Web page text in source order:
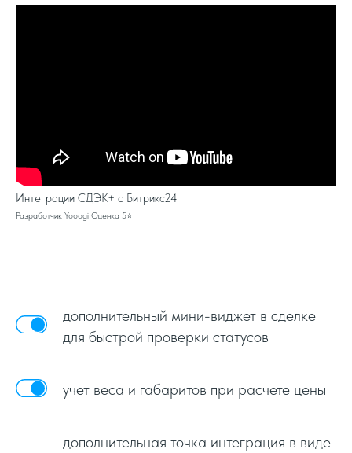
Интеграции СДЭК+ с Битрикс24
Разработчик Yooogi Оценка 5⭐️
дополнительный мини-виджет в сделке
для быстрой проверки статусов
учет веса и габаритов при расчете цены
дополнительная точка интеграция в виде